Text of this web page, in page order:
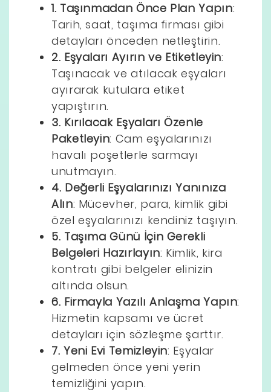
1. Taşınmadan Önce Plan Yapın:
Tarih, saat, taşıma firması gibi
detayları önceden netleştirin.
2. Eşyaları Ayırın ve Etiketleyin:
Taşınacak ve atılacak eşyaları
ayırarak kutulara etiket
yapıştırın.
3. Kırılacak Eşyaları Özenle
Paketleyin: Cam eşyalarınızı
havalı poşetlerle sarmayı
unutmayın.
4. Değerli Eşyalarınızı Yanınıza
Alın: Mücevher, para, kimlik gibi
özel eşyalarınızı kendiniz taşıyın.
5. Taşıma Günü İçin Gerekli
Belgeleri Hazırlayın: Kimlik, kira
kontratı gibi belgeler elinizin
altında olsun.
6. Firmayla Yazılı Anlaşma Yapın:
Hizmetin kapsamı ve ücret
detayları için sözleşme şarttır.
7. Yeni Evi Temizleyin: Eşyalar
gelmeden önce yeni yerin
temizliğini yapın.